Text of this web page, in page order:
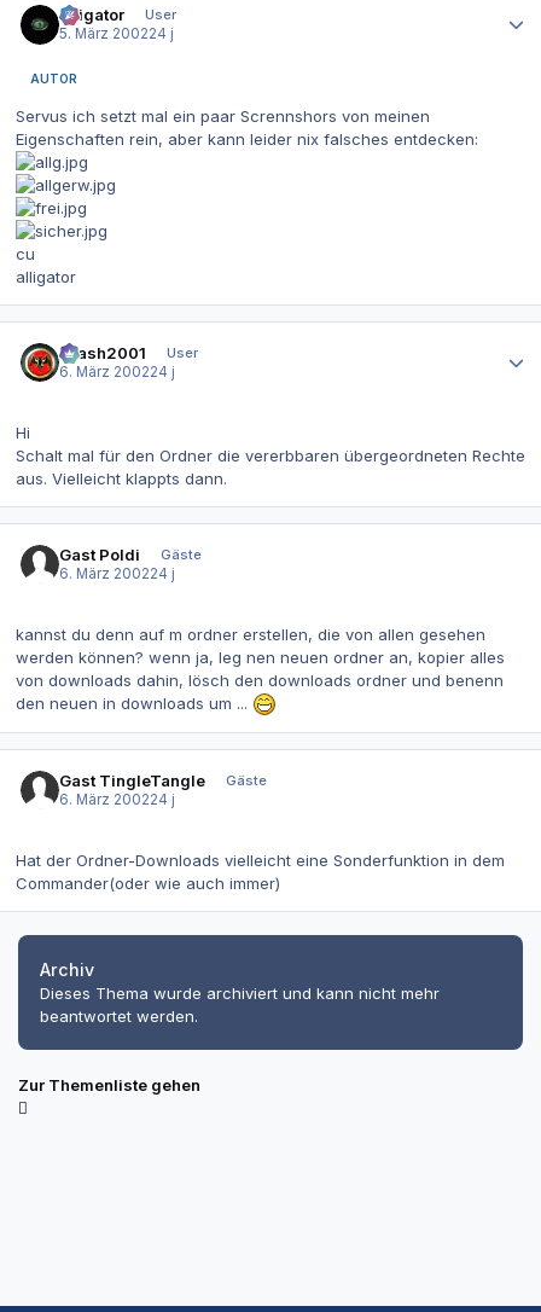
alligator
User
5. März 200224 j
AUTOR
Servus ich setzt mal ein paar Scrennshors von meinen
Eigenschaften rein, aber kann leider nix falsches entdecken:
cu
alligator
Crash2001
User
6. März 200224 j
Hi
Schalt mal für den Ordner die vererbbaren übergeordneten Rechte
aus. Vielleicht klappts dann.
Gast Poldi
Gäste
6. März 200224 j
kannst du denn auf m ordner erstellen, die von allen gesehen
werden können? wenn ja, leg nen neuen ordner an, kopier alles
von downloads dahin, lösch den downloads ordner und benenn
den neuen in downloads um ...
Gast TingleTangle
Gäste
6. März 200224 j
Hat der Ordner-Downloads vielleicht eine Sonderfunktion in dem
Commander(oder wie auch immer)
Archiv
Dieses Thema wurde archiviert und kann nicht mehr
beantwortet werden.
Zur Themenliste gehen